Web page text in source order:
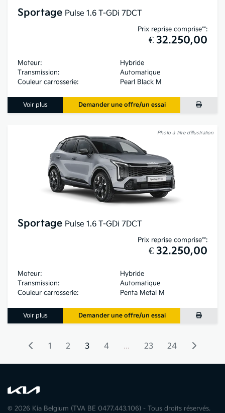
Sportage Pulse 1.6 T-GDi 7DCT
Prix reprise comprise**:
€ 32.250,00
Moteur:
Hybride
Transmission:
Automatique
Couleur carrosserie:
Pearl Black M
Voir plus Demander une offre/un essai
Photo à titre d’illustration
Sportage Pulse 1.6 T-GDi 7DCT
Prix reprise comprise**:
€ 32.250,00
Moteur:
Hybride
Transmission:
Automatique
Couleur carrosserie:
Penta Metal M
Voir plus Demander une offre/un essai
1 2 3 4 ... 23 24
© 2026 Kia Belgium (TVA BE 0477.443.106) - Tous droits réservés.